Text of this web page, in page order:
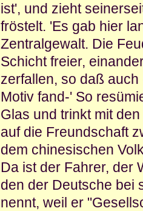
ist', und zieht
fröstelt. 'Es gab hier
Zentralgewalt. Die
Schicht freier,
zerfallen, so daß
Motiv fand-' So
Glas und trinkt mit
auf die Freundschaft
dem chinesischen
Da ist der Fahrer, der
den der Deutsche bei
nennt, weil er